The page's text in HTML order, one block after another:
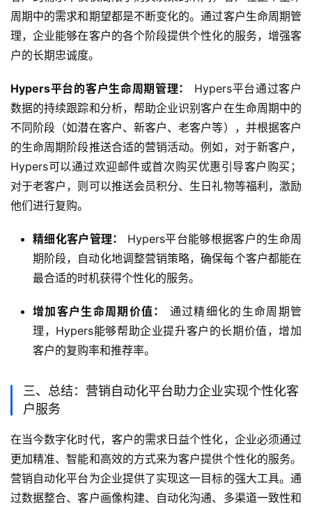
周期中的需求和期望都是不断变化的。通过客户生命周期管
理，企业能够在客户的各个阶段提供个性化的服务，增强客
户的长期忠诚度。
Hypers平台的客户生命周期管理：
Hypers平台通过客户
数据的持续跟踪和分析，帮助企业识别客户在生命周期中的
不同阶段（如潜在客户、新客户、老客户等），并根据客户
的生命周期阶段推送合适的营销活动。例如，对于新客户，
Hypers可以通过欢迎邮件或首次购买优惠引导客户购买；
对于老客户，则可以推送会员积分、生日礼物等福利，激励
他们进行复购。
精细化客户管理：
Hypers平台能够根据客户的生命周
期阶段，自动化地调整营销策略，确保每个客户都能在
最合适的时机获得个性化的服务。
增加客户生命周期价值：
通过精细化的生命周期管
理，Hypers能够帮助企业提升客户的长期价值，增加
客户的复购率和推荐率。
三、总结：营销自动化平台助力企业实现个性化客
户服务
在当今数字化时代，客户的需求日益个性化，企业必须通过
更加精准、智能和高效的方式来为客户提供个性化的服务。
营销自动化平台为企业提供了实现这一目标的强大工具。通
过数据整合、客户画像构建、自动化沟通、多渠道一致性和